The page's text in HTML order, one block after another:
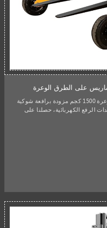
على الطرق الوعرة
شاحنة بمنصة نقالة كهربائية للطرق الوعرة 1500 كجم مزودة برافعة شوكية
الرفع الكهربائية، حصلنا على